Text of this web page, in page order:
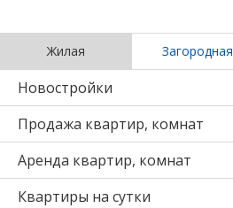
Жилая Загородная
Новостройки
Продажа квартир, комнат
Аренда квартир, комнат
Квартиры на сутки